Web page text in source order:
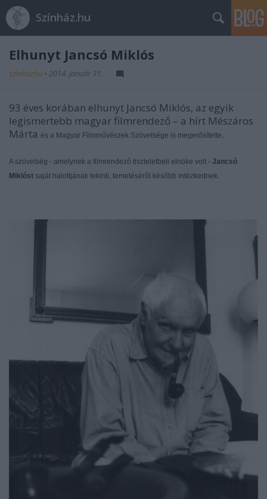
Színház.hu
Elhunyt Jancsó Miklós
szinhazhu • 2014. január 31.
93 éves korában elhunyt Jancsó Miklós, az egyik
legismertebb magyar filmrendező – a hírt Mészáros
Márta és a Magyar Filmművészek Szövetsége is megerősítette .
A szövetség - amelynek a filmrendező tiszteletbeli elnöke volt - Jancsó
Miklóst saját halottjának tekinti, temetésérő l késő bb intézkednek.